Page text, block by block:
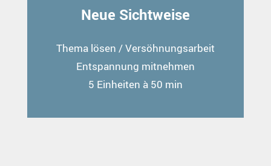
Neue Sichtweise
Thema lösen / Versöhnungsarbeit
Entspannung mitnehmen
5 Einheiten à 50 min